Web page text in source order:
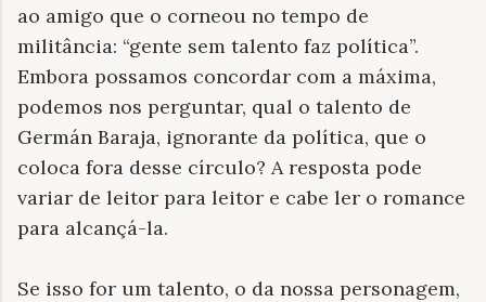
ao amigo que o corneou no tempo de
militância: “gente sem talento faz política”.
Embora possamos concordar com a máxima,
podemos nos perguntar, qual o talento de
Germán Baraja, ignorante da política, que o
coloca fora desse círculo? A resposta pode
variar de leitor para leitor e cabe ler o romance
para alcançá-la.
Se isso for um talento, o da nossa personagem,